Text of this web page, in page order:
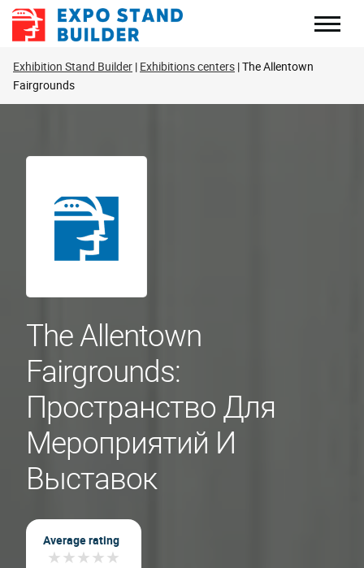
Перейти
Exhibition Stand Builder Exhibitions centers The Allentown
Fairgrounds
The Allentown
Fairgrounds:
Пространство Для
Мероприятий И
Выставок
Average rating
★★★★★
★★★★★